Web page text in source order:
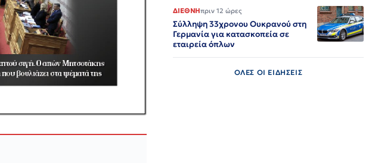
ΔΙΕΘΝΗπριν 12 ώρες
Σύλληψη 33χρονου Ουκρανού στη
Γερμανία για κατασκοπεία σε
εταιρεία όπλων
ΟΛΕΣ ΟΙ ΕΙΔΗΣΕΙΣ